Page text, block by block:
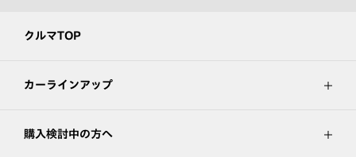
クルマTOP
カーラインアップ
購入検討中の方へ